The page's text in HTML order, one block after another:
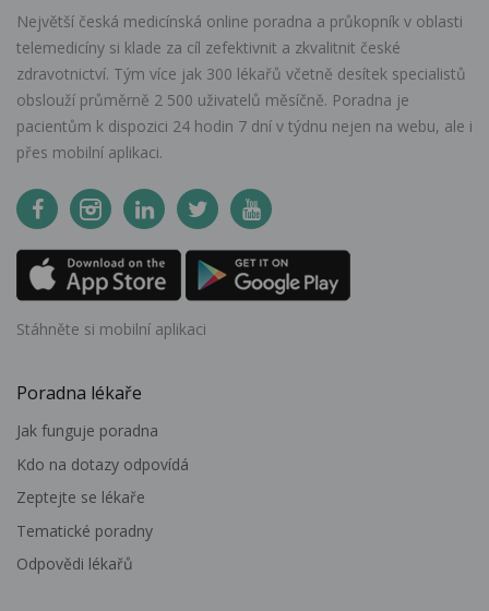
Největší česká medicínská online poradna a průkopník v oblasti
telemedicíny si klade za cíl zefektivnit a zkvalitnit české
zdravotnictví. Tým více jak 300 lékařů včetně desítek specialistů
obslouží průměrně 2 500 uživatelů měsíčně. Poradna je
pacientům k dispozici 24 hodin 7 dní v týdnu nejen na webu, ale i
přes mobilní aplikaci.
Stáhněte si mobilní aplikaci
Poradna lékaře
Jak funguje poradna
Kdo na dotazy odpovídá
Zeptejte se lékaře
Tematické poradny
Odpovědi lékařů